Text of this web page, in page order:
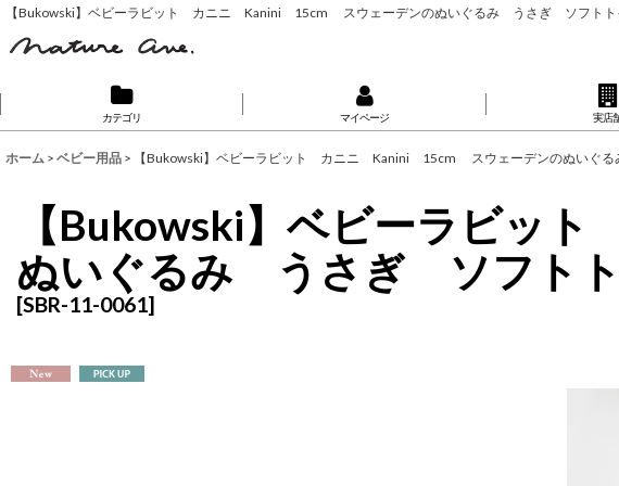
【Bukowski】ベビーラビット カニニ Kanini 15cm スウェーデンのぬいぐるみ うさぎ ソフト
カテゴリ マイページ 実店
ホーム > ベビー用品 > 【Bukowski】ベビーラビット カニニ Kanini 15cm スウェーデンのぬい
【Bukowski】ベビーラビ
ぬいぐるみ うさぎ ソフト
[SBR-11-0061]